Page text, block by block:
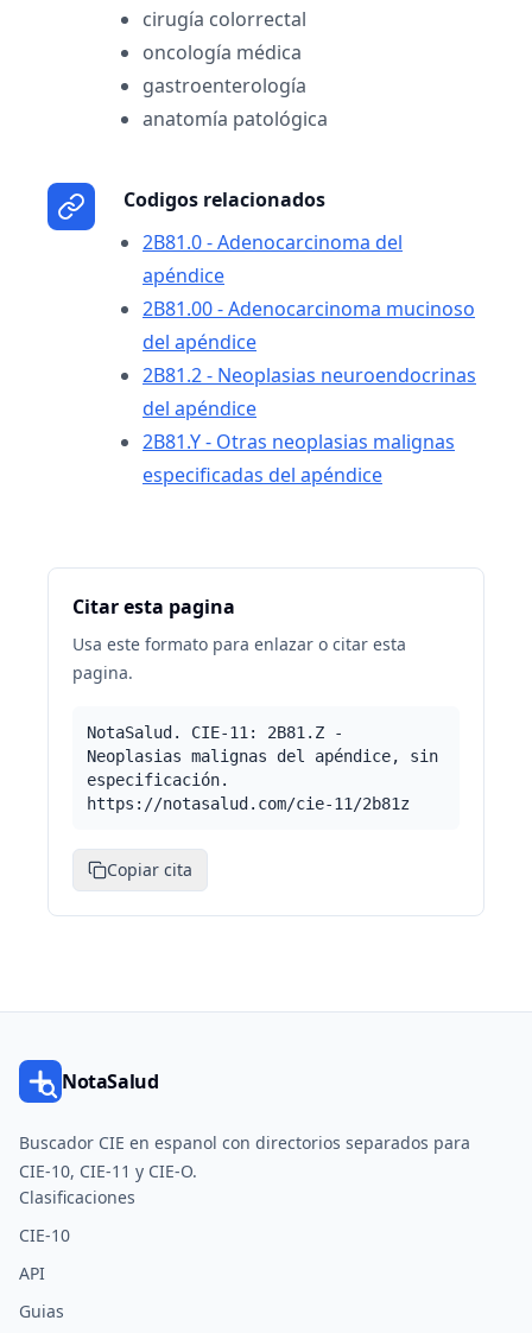
cirugía colorrectal
oncología médica
gastroenterología
anatomía patológica
Codigos relacionados
2B81.0 - Adenocarcinoma del
apéndice
2B81.00 - Adenocarcinoma mucinoso
del apéndice
2B81.2 - Neoplasias neuroendocrinas
del apéndice
2B81.Y - Otras neoplasias malignas
especificadas del apéndice
Citar esta pagina
Usa este formato para enlazar o citar esta
pagina.
NotaSalud. CIE-11: 2B81.Z -
Neoplasias malignas del apéndice, sin
especificación.
https://notasalud.com/cie-11/2b81z
Copiar cita
NotaSalud
Buscador CIE en espanol con directorios separados para
CIE-10, CIE-11 y CIE-O.
Clasificaciones
CIE-10
API
Guias